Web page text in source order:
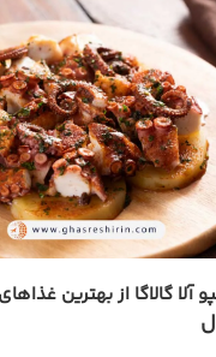
آلا گالاگا از بهترین